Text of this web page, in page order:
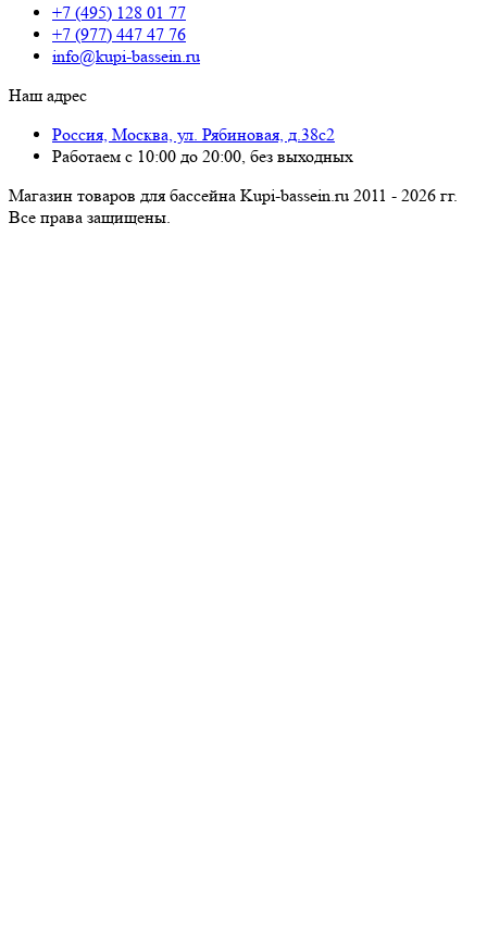
+7 (495) 128 01 77
+7 (977) 447 47 76
info@kupi-bassein.ru
Наш адрес
Россия, Москва, ул. Рябиновая, д.38с2
Работаем с 10:00 до 20:00, без выходных
Магазин товаров для бассейна Kupi-bassein.ru 2011 - 2026 гг.
Все пра­ва за­щи­ще­ны.